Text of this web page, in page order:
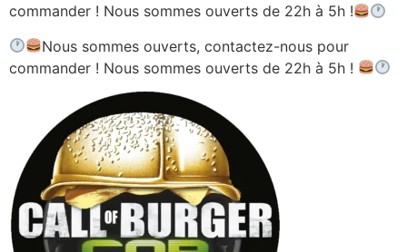
commander ! Nous sommes ouverts de 22h à 5h !
Nous sommes ouverts, contactez-nous pour
commander ! Nous sommes ouverts de 22h à 5h !